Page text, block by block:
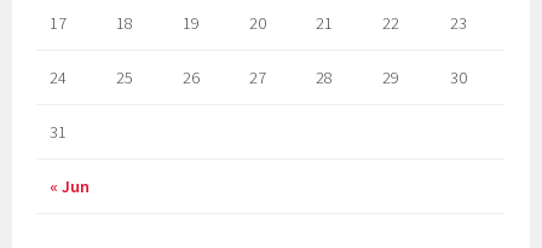
« Jun
17 18 19 20 21 22 23
24 25 26 27 28 29 30
31